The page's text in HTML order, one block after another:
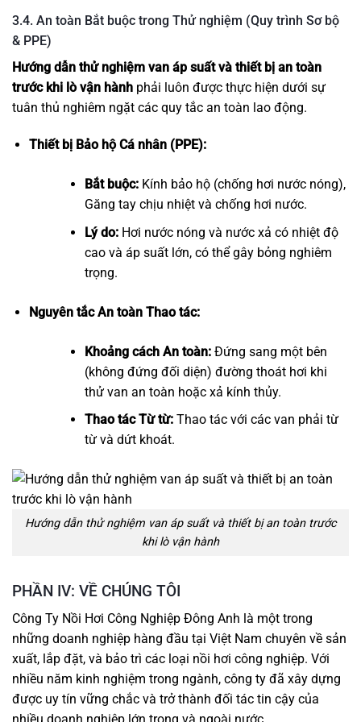
3.4. An toàn Bắt buộc trong Thử nghiệm (Quy trình Sơ bộ
& PPE)
Hướng dẫn thử nghiệm van áp suất và thiết bị an toàn
trước khi lò vận hành phải luôn được thực hiện dưới sự
tuân thủ nghiêm ngặt các quy tắc an toàn lao động.
Thiết bị Bảo hộ Cá nhân (PPE):
Bắt buộc:Kính bảo hộ (chống hơi nước nóng),
Găng tay chịu nhiệt và chống hơi nước.
Lý do:Hơi nước nóng và nước xả có nhiệt độ
cao và áp suất lớn, có thể gây bỏng nghiêm
trọng.
Nguyên tắc An toàn Thao tác:
Khoảng cách An toàn:Đứng sang một bên
(không đứng đối diện) đường thoát hơi khi
thử van an toàn hoặc xả kính thủy.
Thao tác Từ từ:Thao tác với các van phải từ
từ và dứt khoát.
Hướng dẫn thử nghiệm van áp suất và thiết bị an toàn trước
khi lò vận hành
PHẦN IV: VỀ CHÚNG TÔI
Công Ty Nồi Hơi Công Nghiệp Đông Anh là một trong
những doanh nghiệp hàng đầu tại Việt Nam chuyên về sản
xuất, lắp đặt, và bảo trì các loại nồi hơi công nghiệp. Với
nhiều năm kinh nghiệm trong ngành, công ty đã xây dựng
được uy tín vững chắc và trở thành đối tác tin cậy của